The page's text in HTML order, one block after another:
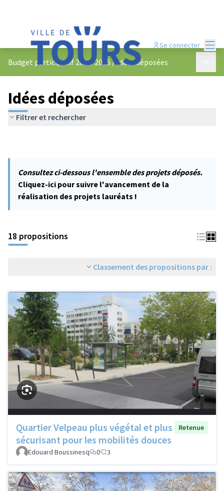
Se connecter
Budget participatif 2024-2025 /Idées déposées
Idées déposées
Filtrer et rechercher
Consultez ci-dessous l'ensemble des projets déposés.
Cliquez-ici pour suivre l'avancement de la
réalisation des projets lauréats !
18 propositions
Classement des propositions par :
Quartier Velpeau plus végétal et plus
sécurisant pour les mobilités douces
Retenue
Edouard Boussinesq 0 3